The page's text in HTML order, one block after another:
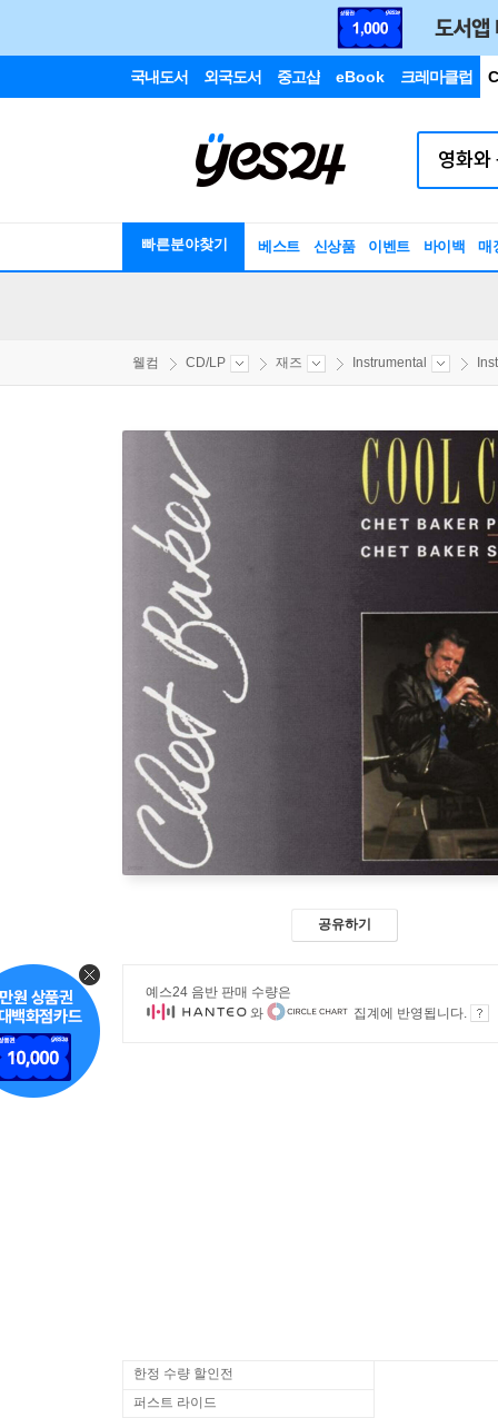
국내도서 외국도서 중고샵 eBook 크레마클럽
빠른분야찾기 베스트 신상품 이벤트 바이백 매
웰컴 CD/LP 재즈 Instrumental
공유하기
예스24 음반 판매 수량은
와
집계에 반영됩니다.
한정 수량 할인전
퍼스트 라이드